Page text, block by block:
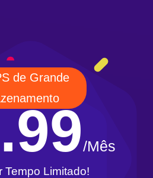
de Grande
/Mês
Tempo Limitado!